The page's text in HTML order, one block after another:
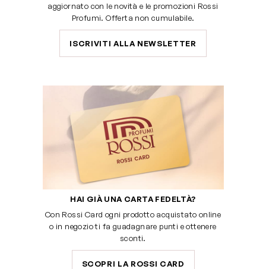
aggiornato con le novità e le promozioni Rossi
Profumi. Offerta non cumulabile.
ISCRIVITI ALLA NEWSLETTER
HAI GIÀ UNA CARTA FEDELTÀ?
Con Rossi Card ogni prodotto acquistato online
o in negozio ti fa guadagnare punti e ottenere
sconti.
SCOPRI LA ROSSI CARD